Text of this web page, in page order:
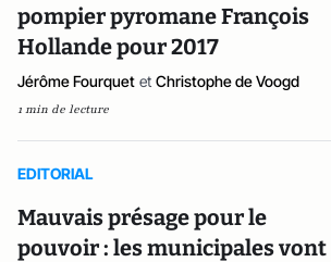
pompier pyromane François
Hollande pour 2017
Jérôme Fourquet et Christophe de Voogd
1 min de lecture
EDITORIAL
Mauvais présage pour le
pouvoir : les municipales vont